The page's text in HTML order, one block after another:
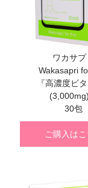
ワカサプ
Wakasapri
『高濃度ビ
(3,000mg)
30包
ご購入は